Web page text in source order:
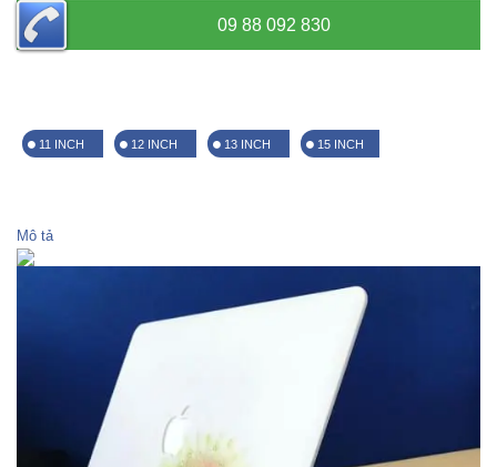
09 88 092 830
11 INCH 12 INCH 13 INCH 15 INCH
Mô tả